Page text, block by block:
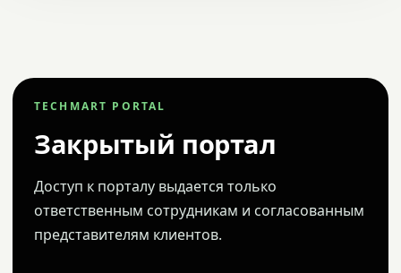
TECHMART PORTAL
Закрытый портал
Доступ к порталу выдается только
ответственным сотрудникам и согласованным
представителям клиентов.